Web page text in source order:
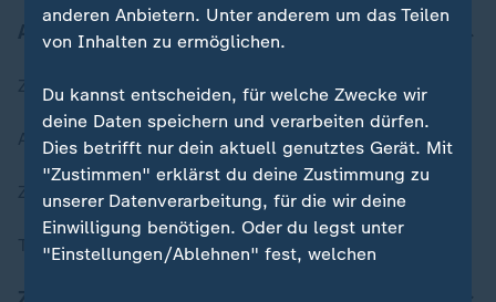
Aktuell bei ZDFheute
Zuletzt veröffentlicht
Aktuelle Sendungs-Videos
ZDFheute Stories
Themen im Überblick
anderen Anbietern. Unter anderem um das Teilen
von Inhalten zu ermöglichen.
Du kannst entscheiden, für welche Zwecke wir
deine Daten speichern und verarbeiten dürfen.
Dies betrifft nur dein aktuell genutztes Gerät. Mit
"Zustimmen" erklärst du deine Zustimmung zu
unserer Datenverarbeitung, für die wir deine
Einwilligung benötigen. Oder du legst unter
"Einstellungen/Ablehnen" fest, welchen